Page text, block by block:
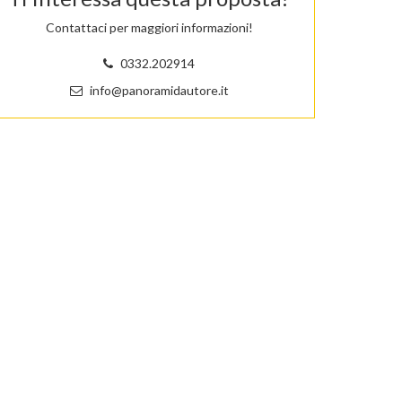
Contattaci per maggiori informazioni!
0332.202914
info@panoramidautore.it